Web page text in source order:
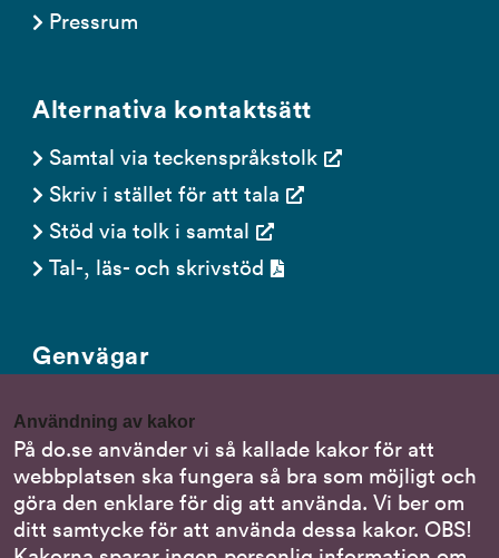
Användning av kakor
På do.se använder vi så kallade kakor för att
webbplatsen ska fungera så bra som möjligt och
göra den enklare för dig att använda. Vi ber om
ditt samtycke för att använda dessa kakor. OBS!
Pressrum
Alternativa kontaktsätt
Samtal via teckenspråkstolk
Skriv i stället för att tala
Stöd via tolk i samtal
Tal-, läs- och skrivstöd
Genvägar
Nationella minoritetsspråk
Om DO:s webbplats
Behandling av personuppgifter